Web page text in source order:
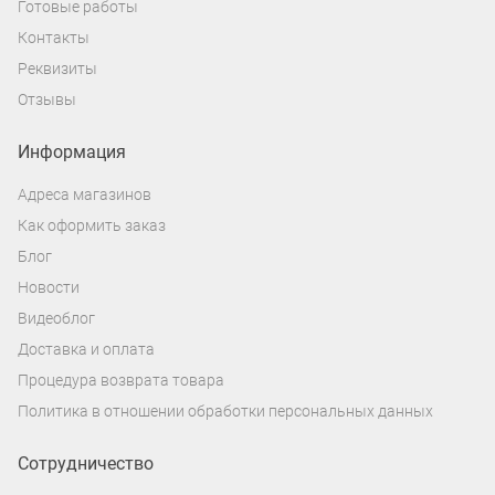
Готовые работы
Контакты
Реквизиты
Отзывы
Информация
Адреса магазинов
Как оформить заказ
Блог
Новости
Видеоблог
Доставка и оплата
Процедура возврата товара
Политика в отношении обработки персональных данных
Сотрудничество